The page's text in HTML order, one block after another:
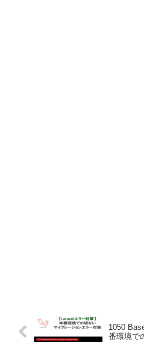
1050
番環境で